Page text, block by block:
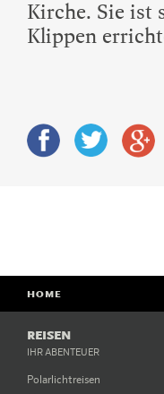
Kirche. Sie ist
Klippen
HOME
REISEN
IHR ABENTEUER
Polarlichtreisen